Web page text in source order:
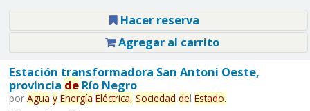
Hacer reserva
Agregar al carrito
Estación transformadora San Antoni Oeste,
provincia deRío Negro
por Agua y Energía Eléctrica, Sociedad del Estado.